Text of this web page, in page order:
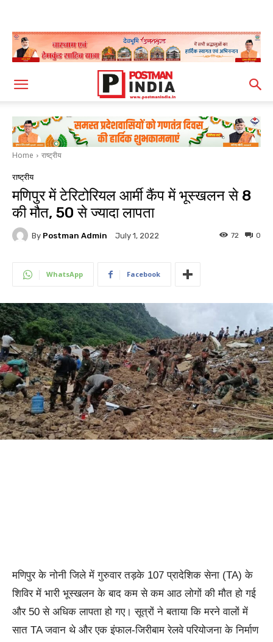
Home राष्ट्रीय
राष्ट्रीय
मणिपुर में टेरिटोरियल आर्मी कैंप में भूस्खलन से 8
की मौत, 50 से ज्यादा लापता
By Postman Admin July 1, 2022 0
72
WhatsApp Facebook
मणिपुर के नोनी जिले में गुरुवार तड़के 107 प्रादेशिक सेना (TA) के
शिविर में भारी भूस्खलन के बाद कम से कम आठ लोगों की मौत हो गई
और 50 से अधिक लापता हो गए। सूत्रों ने बताया कि मरने वालों में
सात TA जवान थे और एक इंफाल-जिरीबाम रेलवे परियोजना के निर्माण